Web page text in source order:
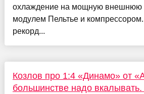
охлаждение на мощную внешнюю
модулем Пельтье и
рекорд...
Козлов про 1:4 «Динамо» от
большинстве надо